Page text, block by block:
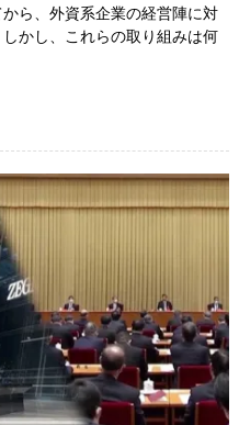
ら、外資系企業の経営陣に対
かし、これらの取り組みは何